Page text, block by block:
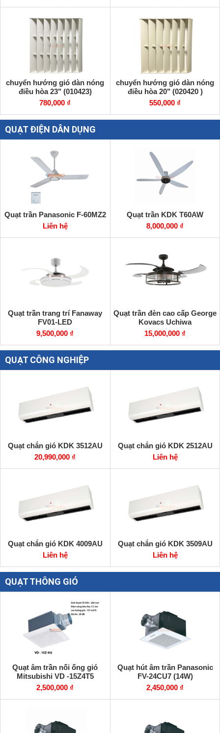
chuyển hướng gió dàn nóng
điều hòa 23" (010423)
780,000 ₫
chuyển hướng gió dàn nóng
điều hòa 20" (020420 )
550,000 ₫
QUẠT ĐIỆN DÂN DỤNG
Quạt trần Panasonic F-60MZ2
Liên hệ
Quạt trần KDK T60AW
8,000,000 ₫
Quạt trần trang trí Fanaway
FV01-LED
9,500,000 ₫
Quạt trần đèn cao cấp George
Kovacs Uchiwa
15,000,000 ₫
QUẠT CÔNG NGHIỆP
Quạt chắn gió KDK 3512AU
20,990,000 ₫
Quạt chắn gió KDK 2512AU
Liên hệ
Quạt chắn gió KDK 4009AU
Liên hệ
Quạt chắn gió KDK 3509AU
Liên hệ
QUẠT THÔNG GIÓ
Quạt âm trần nối ống gió
Mitsubishi VD -15Z4T5
2,500,000 ₫
Quạt hút âm trần Panasonic
FV-24CU7 (14W)
2,450,000 ₫